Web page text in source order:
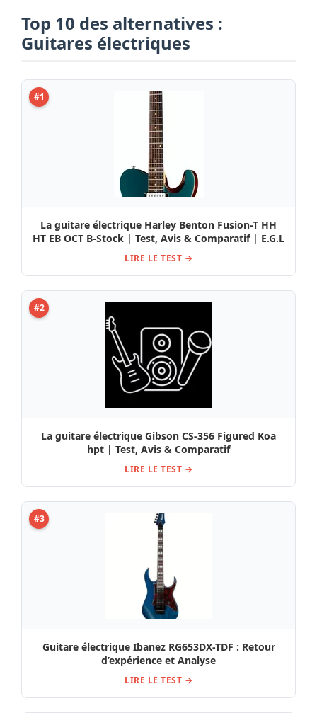
Top 10 des alternatives :
Guitares électriques
#1
La guitare électrique Harley Benton Fusion-T HH
HT EB OCT B-Stock | Test, Avis & Comparatif | E.G.L
LIRE LE TEST →
#2
La guitare électrique Gibson CS-356 Figured Koa
hpt | Test, Avis & Comparatif
LIRE LE TEST →
#3
Guitare électrique Ibanez RG653DX-TDF : Retour
d’expérience et Analyse
LIRE LE TEST →